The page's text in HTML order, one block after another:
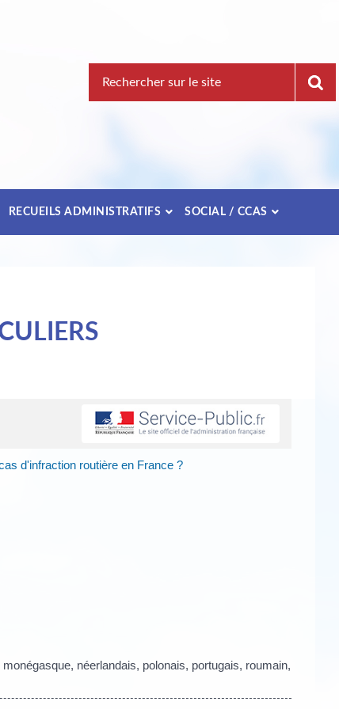
pour
RECUEILS ADMINISTRATIFS SOCIAL / CCAS
d'infraction routière en France ?
néerlandais, polonais, portugais, roumain,